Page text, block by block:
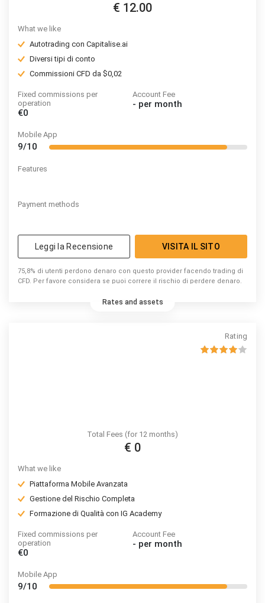
€ 12.00
What we like
Autotrading con Capitalise.ai
Diversi tipi di conto
Commissioni CFD da $0,02
Fixed commissions per
operation
€0
Account Fee
- per month
Mobile App
9/10
Features
Payment methods
Leggi la Recensione VISITA IL SITO
75,8% di utenti perdono denaro con questo provider facendo trading di
CFD. Per favore considera se puoi correre il rischio di perdere denaro.
Rates and assets
Rating
Total Fees (for 12 months)
€ 0
What we like
Piattaforma Mobile Avanzata
Gestione del Rischio Completa
Formazione di Qualità con IG Academy
Fixed commissions per
operation
€0
Account Fee
- per month
Mobile App
9/10